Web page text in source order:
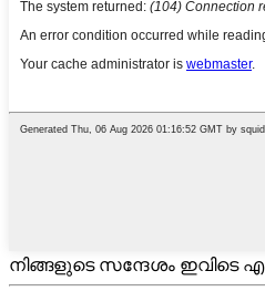
നിങ്ങളുടെ സന്ദേശം